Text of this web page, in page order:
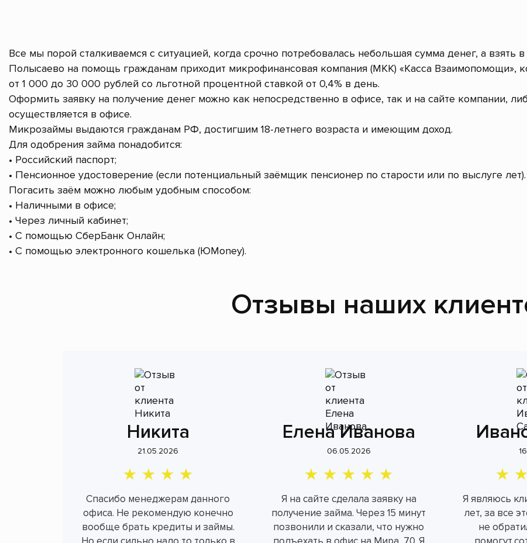
Все мы порой сталкиваемся с ситуацией, когда срочно потребовалась небольшая сумма денег, а
Полысаево на помощь гражданам приходит микрофинансовая компания (МКК) «Касса Взаимопомощи»,
от 1 000 до 30 000 рублей со льготной процентной ставкой от 0,4% в день.
Оформить заявку на получение денег можно как непосредственно в офисе, так и на сайте компании,
осуществляется в офисе.
Микрозаймы выдаются гражданам РФ, достигшим 18-летнего возраста и имеющим доход.
Для одобрения займа понадобится:
• Российский паспорт;
• Пенсионное удостоверение (если потенциальный заёмщик пенсионер по старости или по выслуге лет).
Погасить заём можно любым удобным способом:
• Наличными в офисе;
• Через личный кабинет;
• С помощью СберБанк Онлайн;
• С помощью электронного кошелька (ЮMoney).
Отзывы наших
Никита
21.05.2026
Спасибо менеджерам данного
офиса. Не рекомендую конечно
вообще брать кредиты и займы.
Елена Иванова
06.05.2026
Я на сайте сделала заявку на
получение займа. Через 15 минут
позвонили и сказали, что нужно
Я являюсь
лет, за все
не